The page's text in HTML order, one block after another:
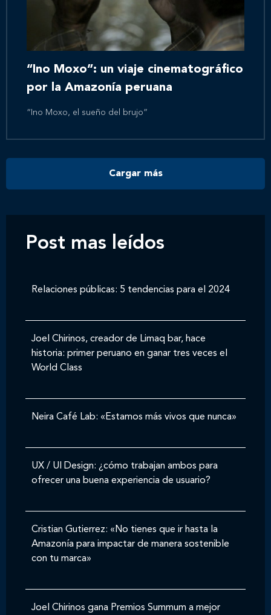
Inicio
Nosotros
Novedades
Contáctanos
“Ino Moxo”: un viaje cinematográfico
por la Amazonía peruana
“Ino Moxo, el sueño del brujo”
Cargar más
Post mas leídos
Relaciones públicas: 5 tendencias para el 2024
Joel Chirinos, creador de Limaq bar, hace
historia: primer peruano en ganar tres veces el
World Class
Neira Café Lab: «Estamos más vivos que nunca»
UX / UI Design: ¿cómo trabajan ambos para
ofrecer una buena experiencia de usuario?
Cristian Gutierrez: «No tienes que ir hasta la
Amazonía para impactar de manera sostenible
con tu marca»
Joel Chirinos gana Premios Summum a mejor